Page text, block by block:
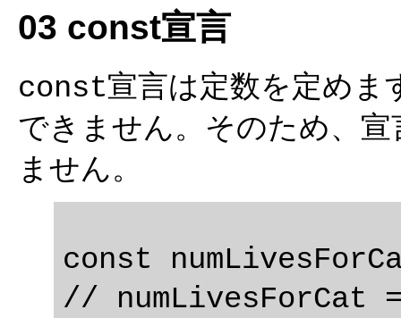
03 const宣言
const宣言は定数を定めま
できません。そのため、
ません。
const
// numLivesForCat